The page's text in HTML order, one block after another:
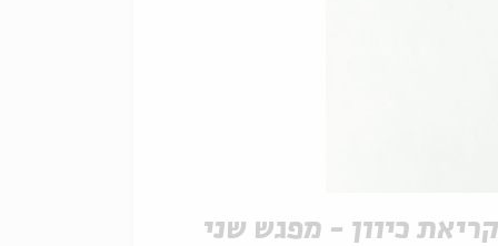
קריאת כיוון - מפגש שני